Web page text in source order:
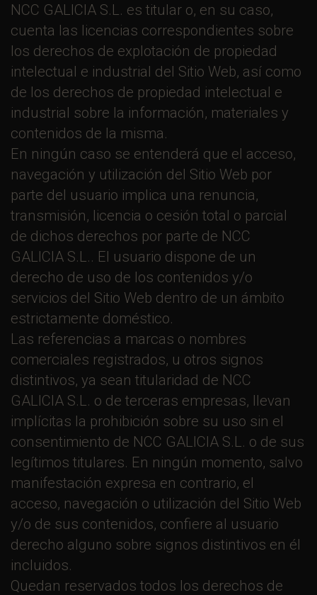
NCC GALICIA S.L. es titular o, en su caso,
cuenta las licencias correspondientes sobre
los derechos de explotación de propiedad
intelectual e industrial del Sitio Web, así como
de los derechos de propiedad intelectual e
industrial sobre la información, materiales y
contenidos de la misma.
En ningún caso se entenderá que el acceso,
navegación y utilización del Sitio Web por
parte del usuario implica una renuncia,
transmisión, licencia o cesión total o parcial
de dichos derechos por parte de NCC
GALICIA S.L.. El usuario dispone de un
derecho de uso de los contenidos y/o
servicios del Sitio Web dentro de un ámbito
estrictamente doméstico.
Las referencias a marcas o nombres
comerciales registrados, u otros signos
distintivos, ya sean titularidad de NCC
GALICIA S.L. o de terceras empresas, llevan
implícitas la prohibición sobre su uso sin el
consentimiento de NCC GALICIA S.L. o de sus
legítimos titulares. En ningún momento, salvo
manifestación expresa en contrario, el
acceso, navegación o utilización del Sitio Web
y/o de sus contenidos, confiere al usuario
derecho alguno sobre signos distintivos en él
incluidos.
Quedan reservados todos los derechos de